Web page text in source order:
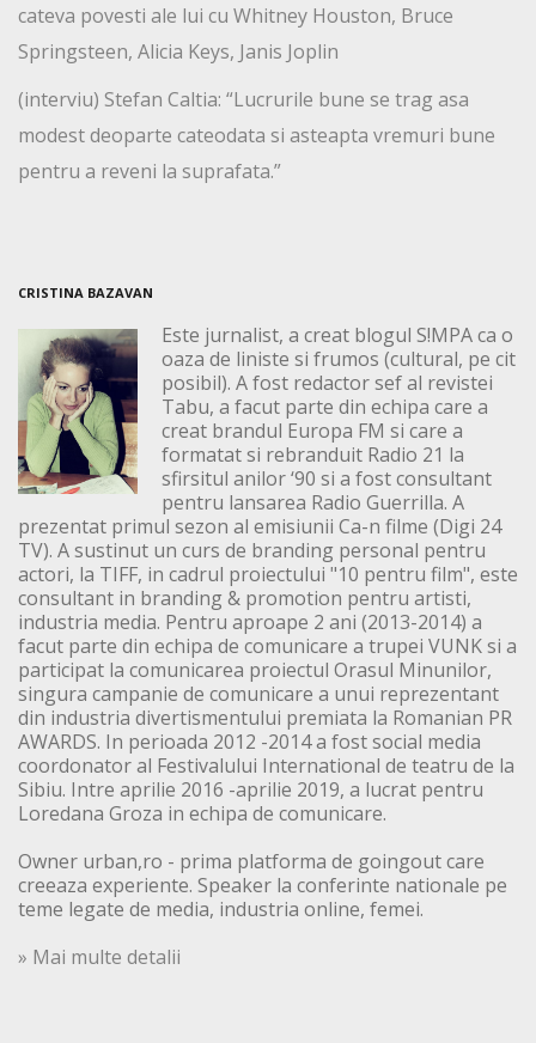
cateva povesti ale lui cu Whitney Houston, Bruce
Springsteen, Alicia Keys, Janis Joplin
(interviu) Stefan Caltia: “Lucrurile bune se trag asa
modest deoparte cateodata si asteapta vremuri bune
pentru a reveni la suprafata.”
CRISTINA BAZAVAN
Este jurnalist, a creat blogul S!MPA ca o
oaza de liniste si frumos (cultural, pe cit
posibil). A fost redactor sef al revistei
Tabu, a facut parte din echipa care a
creat brandul Europa FM si care a
formatat si rebranduit Radio 21 la
sfirsitul anilor ‘90 si a fost consultant
pentru lansarea Radio Guerrilla. A
prezentat primul sezon al emisiunii Ca-n filme (Digi 24
TV). A sustinut un curs de branding personal pentru
actori, la TIFF, in cadrul proiectului "10 pentru film", este
consultant in branding & promotion pentru artisti,
industria media. Pentru aproape 2 ani (2013-2014) a
facut parte din echipa de comunicare a trupei VUNK si a
participat la comunicarea proiectul Orasul Minunilor,
singura campanie de comunicare a unui reprezentant
din industria divertismentului premiata la Romanian PR
AWARDS. In perioada 2012 -2014 a fost social media
coordonator al Festivalului International de teatru de la
Sibiu. Intre aprilie 2016 -aprilie 2019, a lucrat pentru
Loredana Groza in echipa de comunicare.
Owner urban,ro - prima platforma de goingout care
creeaza experiente. Speaker la conferinte nationale pe
teme legate de media, industria online, femei.
» Mai multe detalii